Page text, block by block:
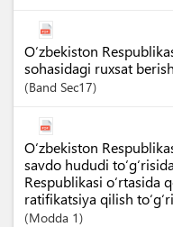
O‘zbekiston
sohasidagi ruxsat
Band Sec17
O‘zbekiston
savdo hududi
Respublikasi o‘rtasida
ratifikatsiya qilish
Modda 1